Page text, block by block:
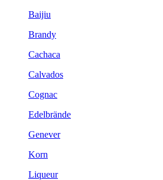
Baijiu
Brandy
Cachaca
Calvados
Cognac
Edelbrände
Genever
Korn
Liqueur